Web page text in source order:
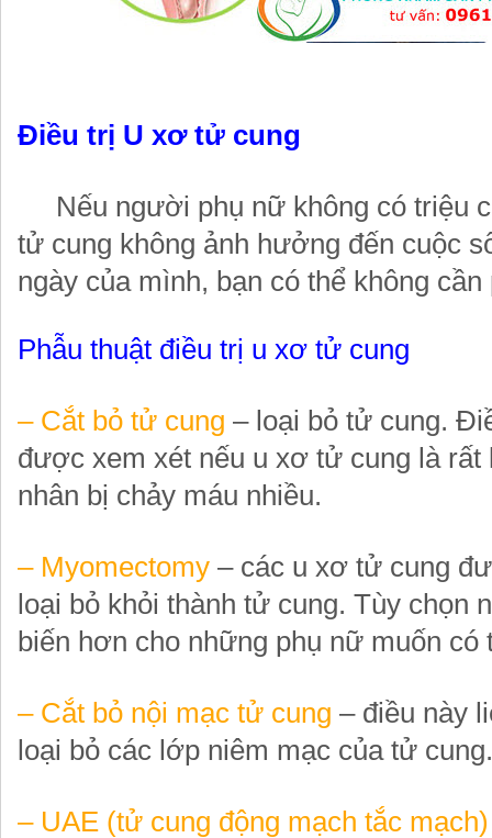
Điều trị U xơ tử cung
Nếu người phụ nữ không có triệu
tử cung không ảnh hưởng đến cuộc
ngày của mình, bạn có thể không
Phẫu thuật điều trị u xơ tử cung
– Cắt bỏ tử cung – loại bỏ tử cung.
được xem xét nếu u xơ tử cung là rất
nhân bị chảy máu nhiều.
– Myomectomy – các u xơ tử cung
loại bỏ khỏi thành tử cung. Tùy chọn
biến hơn cho những phụ nữ muốn có
– Cắt bỏ nội mạc tử cung – điều này
loại bỏ các lớp niêm mạc của tử cung.
– UAE (tử cung động mạch tắc mạch)